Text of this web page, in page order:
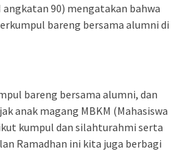
90) mengatakan bahwa
bareng bersama alumni di
bareng bersama alumni, dan
anak magang MBKM (Mahasiswa
kumpul dan silahturahmi serta
Ramadhan ini kita juga berbagi